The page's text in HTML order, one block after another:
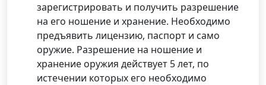
зарегистрировать и получить разрешение
на его ношение и хранение. Необходимо
предъявить лицензию, паспорт и само
оружие. Разрешение на ношение и
хранение оружия действует 5 лет, по
истечении которых его необходимо